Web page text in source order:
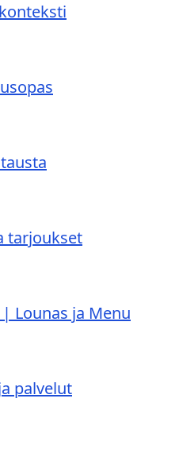
tarjoukset
Lounas ja Menu
palvelut